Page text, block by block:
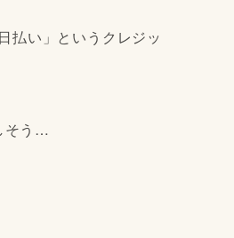
払い」というクレジッ
そう…